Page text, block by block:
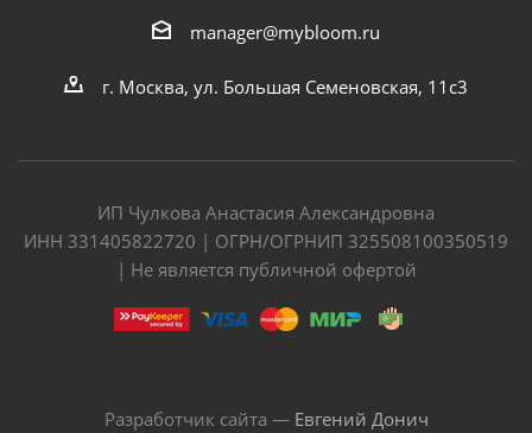
manager@mybloom.ru
г. Москва, ул. Большая Семеновская, 11с3
ИП Чулкова Анастасия Александровна
ИНН 331405822720 | ОГРН/ОГРНИП 325508100350519
| Не является публичной офертой
Разработчик сайта — Евгений Донич